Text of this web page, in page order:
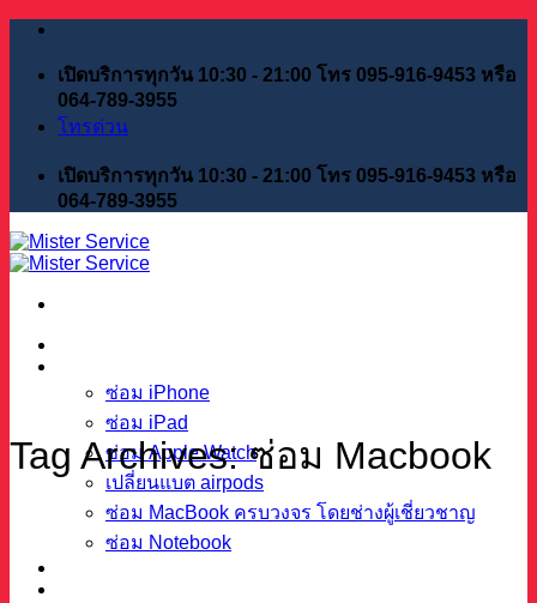
Skip
contentเปิดบริการทุกวัน 10:30 - 21:00 โทร 095-916-9453 หรือ
064-789-3955
โทรด่วน
เปิดบริการทุกวัน 10:30 - 21:00 โทร 095-916-9453 หรือ
064-789-3955
ซ่อม iPhone
ซ่อม iPad
ซ่อม Apple Watch
เปลี่ยนแบต airpods
ซ่อม MacBook ครบวงจร โดยช่างผู้เชี่ยวชาญ
ซ่อม Notebook
Tag Archives:ซ่อม Macbook